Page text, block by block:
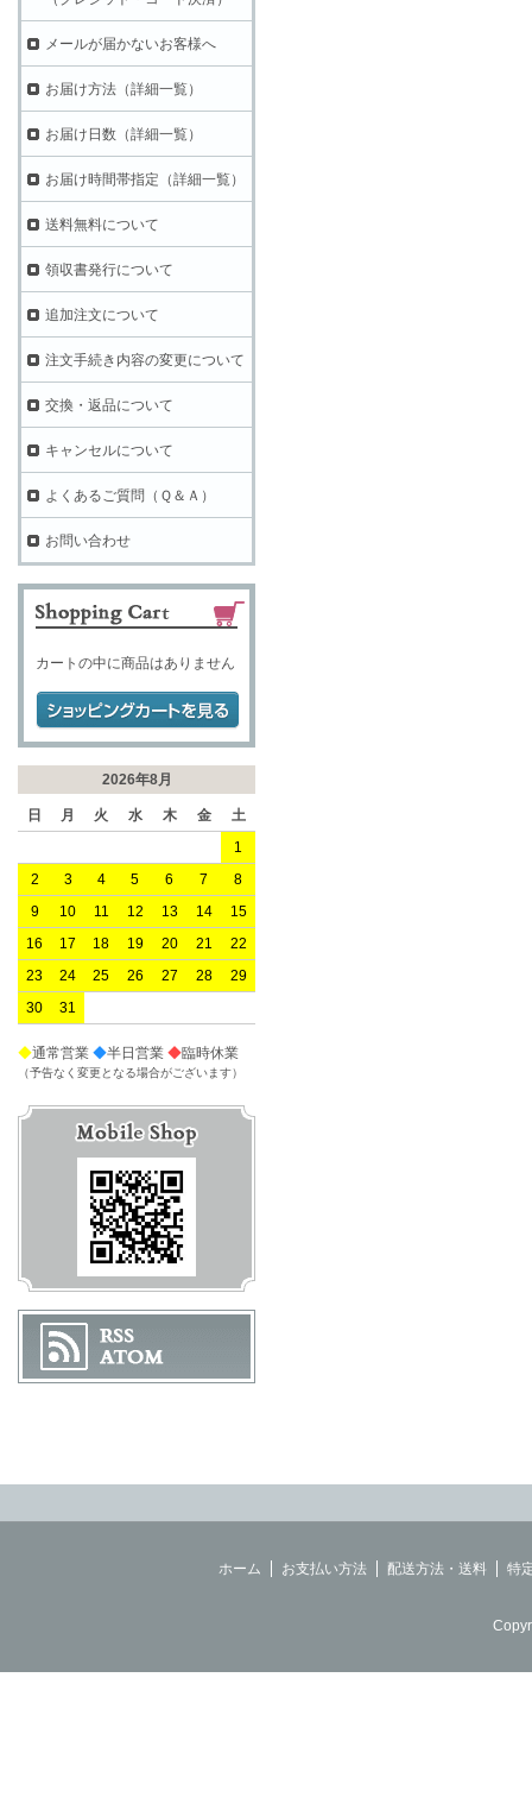
メールが届かないお客様へ
お届け方法（詳細一覧）
お届け日数（詳細一覧）
お届け時間帯指定（詳細一覧）
送料無料について
領収書発行について
追加注文について
注文手続き内容の変更について
交換・返品について
キャンセルについて
よくあるご質問（Ｑ＆Ａ）
お問い合わせ
カートの中に商品はありません
2026年8月
日 月 火 水 木 金
土
1
2
3 4 5 6 7
8
9
10 11 12 13 14
15
16
17 18 19 20 21
22
23
24 25 26 27 28
29
30
31
◆通常営業 ◆半日営業 ◆臨時休業
（予告なく変更となる場合がございます）
ホーム お支払い方法 配送方法・送料 特